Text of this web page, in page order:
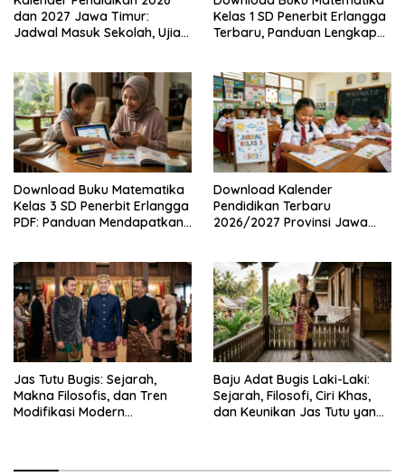
dan 2027 Jawa Timur:
Jadwal Masuk Sekolah, Ujian,
Kelas 1 SD Penerbit Erlangga
Terbaru, Panduan Lengkap
Legal
Download Buku Matematika
Kelas 3 SD Penerbit Erlangga
PDF: Panduan Mendapatkan
Download Kalender
Pendidikan Terbaru
2026/2027 Provinsi Jawa
Manfaatnya
Jas Tutu Bugis: Sejarah,
Makna Filosofis, dan Tren
Modifikasi Modern
Baju Adat Bugis Laki-Laki:
Sejarah, Filosofi, Ciri Khas,
dan Keunikan Jas Tutu yang